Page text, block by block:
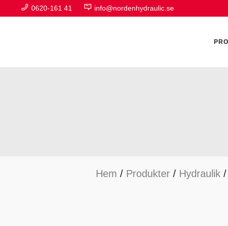
0620-161 41 info@nordenhydraulic.se
Hem / Produkter/ Hydraulik/